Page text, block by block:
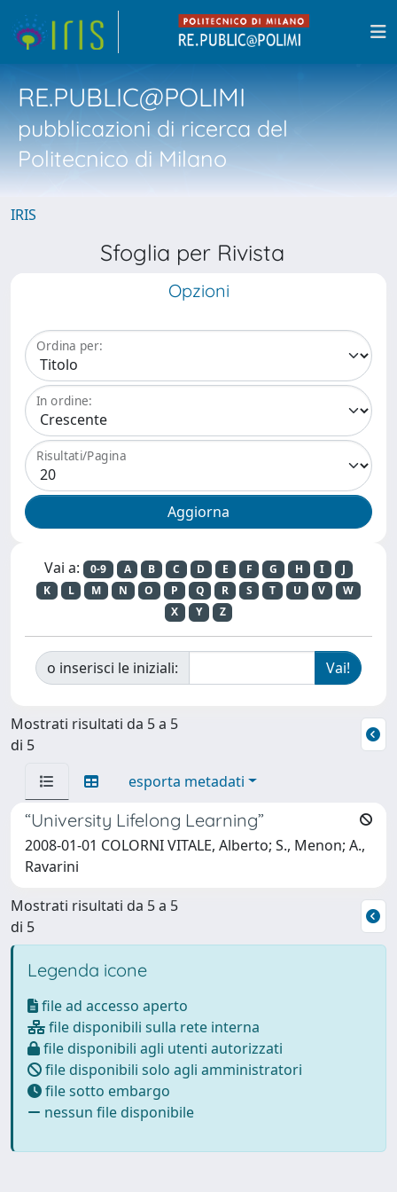
RE.PUBLIC@POLIMI
pubblicazioni di ricerca del
Politecnico di Milano
IRIS
Sfoglia per Rivista
Opzioni
Ordina per:
In ordine:
Risultati/Pagina
Vai a: 0-9 A B C D E F G H I
J
K
L M N O P Q R S T U V
W
X
Y Z
o inserisci le iniziali:
Mostrati risultati da 5 a 5
di 5
esporta metadati
“University Lifelong Learning”
2008-01-01 COLORNI VITALE, Alberto; S., Menon; A.,
Ravarini
Mostrati risultati da 5 a 5
di 5
Legenda icone
file ad accesso aperto
file disponibili sulla rete interna
file disponibili agli utenti autorizzati
file disponibili solo agli amministratori
file sotto embargo
nessun file disponibile